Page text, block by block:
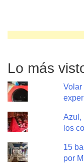
Lo más
Volar
Azul,
los
15
por